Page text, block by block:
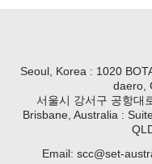
Seoul, Korea : 1020
daero,
서울시 강서구 공항대
Brisbane, Australia :
Email: scc@set-